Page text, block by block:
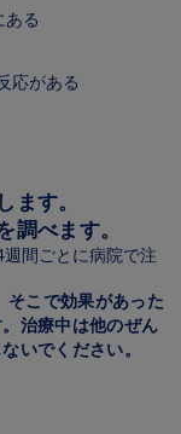
る
応がある
す。
べます。
間ごとに病院で注
こで効果があった
治療中は他のぜん
いでください。